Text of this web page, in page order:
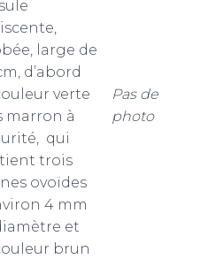
large de
d’abord
verte
marron à
qui
trois
ovoïdes
4 mm
et
brun
Pas de
photo